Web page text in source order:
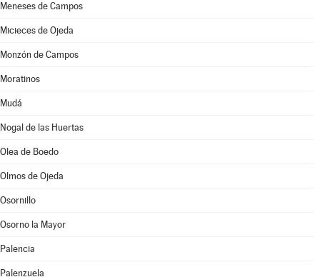
Meneses de Campos
Micieces de Ojeda
Monzón de Campos
Moratinos
Mudá
Nogal de las Huertas
Olea de Boedo
Olmos de Ojeda
Osornillo
Osorno la Mayor
Palencia
Palenzuela